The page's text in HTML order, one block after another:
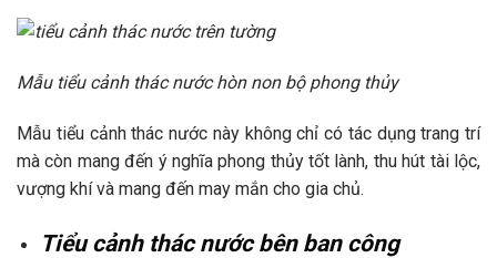
Mẫu tiểu cảnh thác nước hòn non bộ phong thủy
Mẫu tiểu cảnh thác nước này không chỉ có tác dụng trang trí
mà còn mang đến ý nghĩa phong thủy tốt lành, thu hút tài lộc,
vượng khí và mang đến may mắn cho gia chủ.
Tiểu cảnh thác nước bên ban công